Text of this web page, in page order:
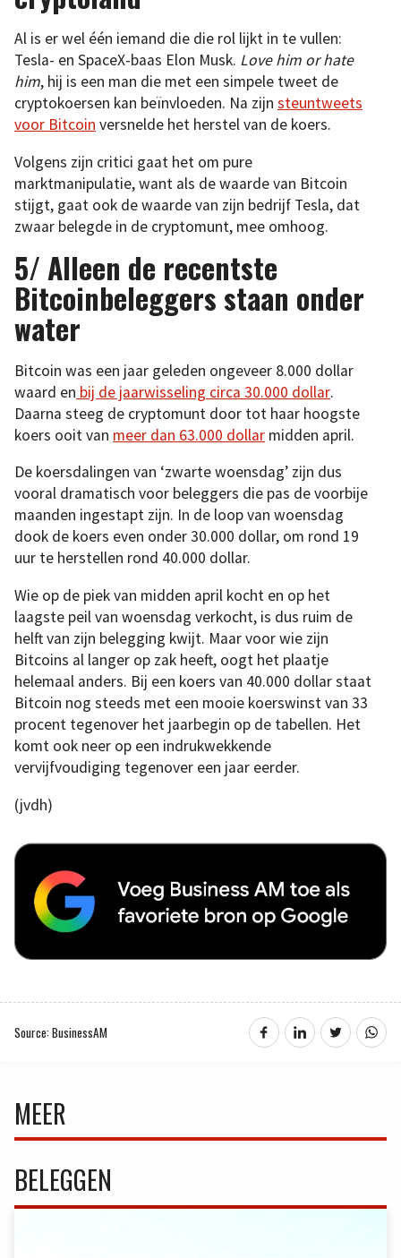
Al is er wel één iemand die die rol lijkt in te vullen:
Tesla- en SpaceX-baas Elon Musk. Love him or hate
him, hij is een man die met een simpele tweet de
cryptokoersen kan beïnvloeden. Na zijn steuntweets
voor Bitcoin versnelde het herstel van de koers.
Volgens zijn critici gaat het om pure
marktmanipulatie, want als de waarde van Bitcoin
stijgt, gaat ook de waarde van zijn bedrijf Tesla, dat
zwaar belegde in de cryptomunt, mee omhoog.
5/ Alleen de recentste
Bitcoinbeleggers staan onder
water
Bitcoin was een jaar geleden ongeveer 8.000 dollar
waard en bij de jaarwisseling circa 30.000 dollar.
Daarna steeg de cryptomunt door tot haar hoogste
koers ooit van meer dan 63.000 dollar midden april.
De koersdalingen van ‘zwarte woensdag’ zijn dus
vooral dramatisch voor beleggers die pas de voorbije
maanden ingestapt zijn. In de loop van woensdag
dook de koers even onder 30.000 dollar, om rond 19
uur te herstellen rond 40.000 dollar.
Wie op de piek van midden april kocht en op het
laagste peil van woensdag verkocht, is dus ruim de
helft van zijn belegging kwijt. Maar voor wie zijn
Bitcoins al langer op zak heeft, oogt het plaatje
helemaal anders. Bij een koers van 40.000 dollar staat
Bitcoin nog steeds met een mooie koerswinst van 33
procent tegenover het jaarbegin op de tabellen. Het
komt ook neer op een indrukwekkende
vervijfvoudiging tegenover een jaar eerder.
(jvdh)
Source: BusinessAM
MEER
BELEGGEN